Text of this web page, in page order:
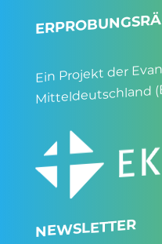
Ein Projekt der
Mitteldeutschland
NEWSLETTER